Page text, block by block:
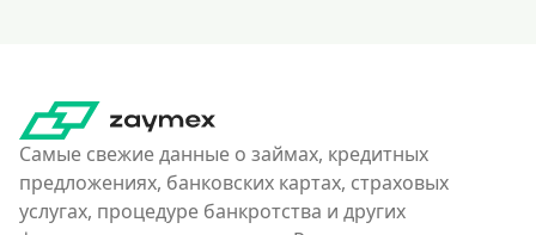
Самые свежие данные о займах, кредитных
предложениях, банковских картах, страховых
услугах, процедуре банкротства и других